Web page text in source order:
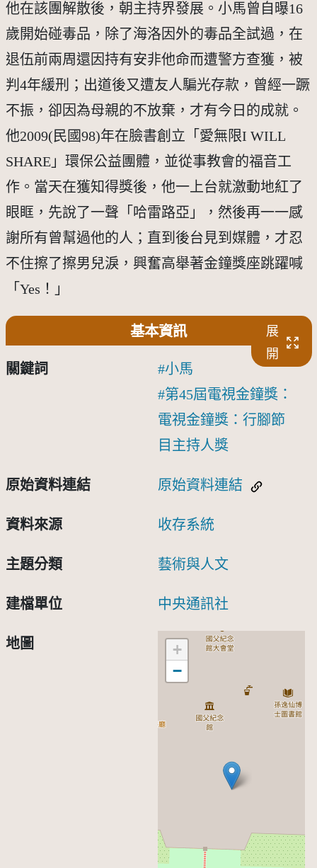
他在該團解散後，朝主持界發展。小馬曾自曝16
歲開始碰毒品，除了海洛因外的毒品全試過，在
退伍前兩周還因持有安非他命而遭警方查獲，被
判4年緩刑；出道後又遭友人騙光存款，曾經一蹶
不振，卻因為母親的不放棄，才有今日的成就。
他2009(民國98)年在臉書創立「愛無限I WILL
SHARE」環保公益團體，並從事教會的福音工
作。當天在獲知得獎後，他一上台就激動地紅了
眼眶，先說了一聲「哈雷路亞」，然後再一一感
謝所有曾幫過他的人；直到後台見到媒體，才忍
不住擦了擦男兒淚，興奮高舉著金鐘獎座跳躍喊
「Yes！」
基本資訊
展
開
關鍵詞
小馬
第45屆電視金鐘獎：
電視金鐘獎：行腳節
目主持人獎
原始資料連結 原始資料連結
資料來源 收存系統
主題分類 藝術與人文
建檔單位 中央通訊社
地圖
+
−